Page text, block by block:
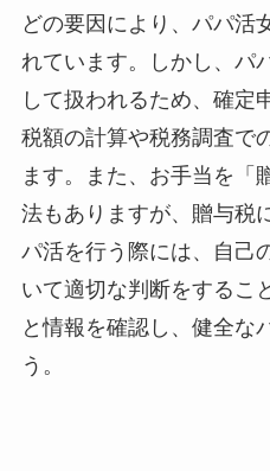
どの要因により、パパ活
れています。しかし、パ
して扱われるため、確定
税額の計算や税務調査で
ます。また、お手当を「
法もありますが、贈与税
パ活を行う際には、自己
いて適切な判断をするこ
と情報を確認し、健全な
う。